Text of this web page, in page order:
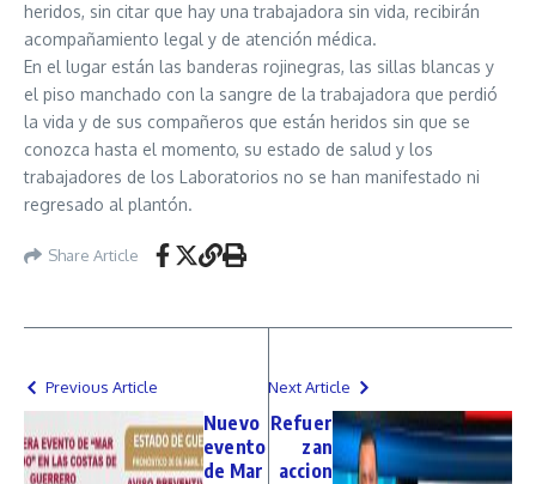
heridos, sin citar que hay una trabajadora sin vida, recibirán
acompañamiento legal y de atención médica.
En el lugar están las banderas rojinegras, las sillas blancas y
el piso manchado con la sangre de la trabajadora que perdió
la vida y de sus compañeros que están heridos sin que se
conozca hasta el momento, su estado de salud y los
trabajadores de los Laboratorios no se han manifestado ni
regresado al plantón.
Share Article
Previous Article
Nuevo
evento
de Mar
Next Article
Refuer
zan
accion